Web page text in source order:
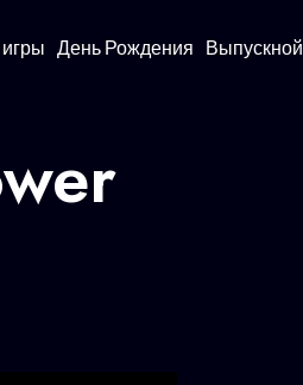
День Рождения Выпускной